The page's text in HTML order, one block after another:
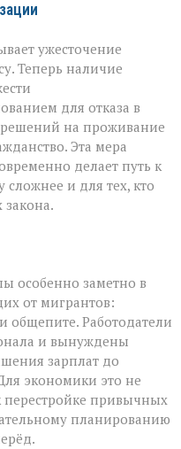
ужесточение
Теперь наличие
для отказа в
на проживание
Эта мера
делает путь к
и для тех, кто
закона.
особенно заметно в
от мигрантов:
общепите. Работодатели
и вынуждены
зарплат до
экономики это не
перестройке привычных
планированию